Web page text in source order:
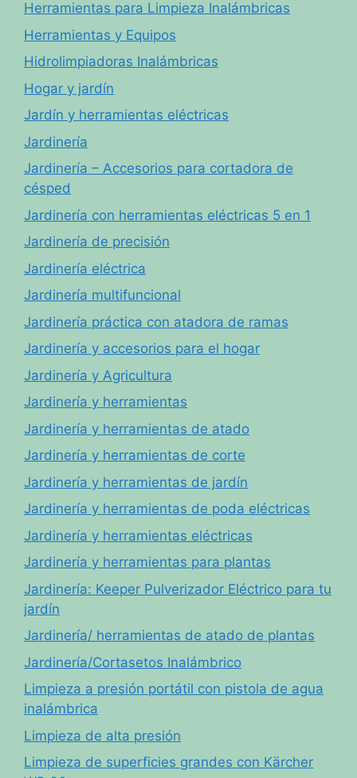
Herramientas para Limpieza Inalámbricas
Herramientas y Equipos
Hidrolimpiadoras Inalámbricas
Hogar y jardín
Jardín y herramientas eléctricas
Jardinería
Jardinería – Accesorios para cortadora de
césped
Jardinería con herramientas eléctricas 5 en 1
Jardinería de precisión
Jardinería eléctrica
Jardinería multifuncional
Jardinería práctica con atadora de ramas
Jardinería y accesorios para el hogar
Jardinería y Agricultura
Jardinería y herramientas
Jardinería y herramientas de atado
Jardinería y herramientas de corte
Jardinería y herramientas de jardín
Jardinería y herramientas de poda eléctricas
Jardinería y herramientas eléctricas
Jardinería y herramientas para plantas
Jardinería: Keeper Pulverizador Eléctrico para tu
jardín
Jardinería/ herramientas de atado de plantas
Jardinería/Cortasetos Inalámbrico
Limpieza a presión portátil con pistola de agua
inalámbrica
Limpieza de alta presión
Limpieza de superficies grandes con Kärcher